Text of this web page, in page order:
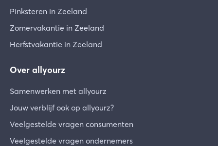
Pinksteren in Zeeland
Zomervakantie in Zeeland
Herfstvakantie in Zeeland
Over allyourz
Samenwerken met allyourz
Jouw verblijf ook op allyourz?
Veelgestelde vragen consumenten
Veelgestelde vragen ondernemers